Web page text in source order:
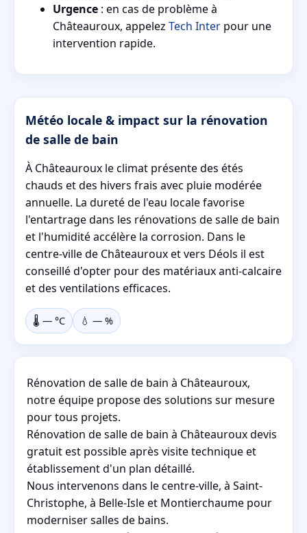
Urgence : en cas de problème à
Châteauroux, appelez Tech Inter pour une
intervention rapide.
Météo locale & impact sur la rénovation
de salle de bain
À Châteauroux le climat présente des étés
chauds et des hivers frais avec pluie modérée
annuelle. La dureté de l'eau locale favorise
l'entartrage dans les rénovations de salle de bain
et l'humidité accélère la corrosion. Dans le
centre-ville de Châteauroux et vers Déols il est
conseillé d'opter pour des matériaux anti-calcaire
et des ventilations efficaces.
🌡️ — °C 💧 — %
Rénovation de salle de bain à Châteauroux,
notre équipe propose des solutions sur mesure
pour tous projets.
Rénovation de salle de bain à Châteauroux devis
gratuit est possible après visite technique et
établissement d'un plan détaillé.
Nous intervenons dans le centre-ville, à Saint-
Christophe, à Belle-Isle et Montierchaume pour
moderniser salles de bains.